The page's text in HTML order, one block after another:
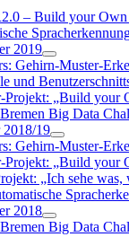
– Build your Own
2019
Gehirn-Muster-
und
Projekt: „Build your
Big Data
2018/19
Gehirn-Muster-
Projekt: „Build your
„Ich sehe was,
2018
Big Data